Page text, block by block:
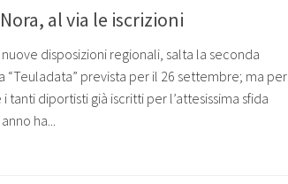
al via le iscrizioni
disposizioni regionali, salta la seconda
“Teuladata” prevista per il 26 settembre; ma per
tanti diportisti già iscritti per l’attesissima sfida
ha...